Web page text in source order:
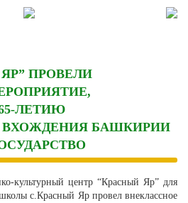
ПРОВЕЛИ
ЛЕТИЮ
ВХОЖДЕНИЯ БАШКИРИИ
культурный центр “Красный Яр” для
с.Красный Яр провел внеклассное